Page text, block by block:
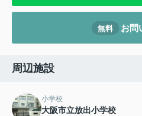
無料 お問
周辺施設
小学校
大阪市立放出小学校